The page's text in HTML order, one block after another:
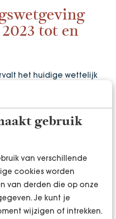
gebruik
van verschillende
cookies worden
van derden die op onze
Je kunt je
wijzigen of intrekken.
tot en
het huidige wettelijk
belasting
tijdelijke regeling wordt
werkelijke samenstelling
het vermogen wordt
en schulden.
eigen forfaitair
Spaarders betalen dan
belasting in box